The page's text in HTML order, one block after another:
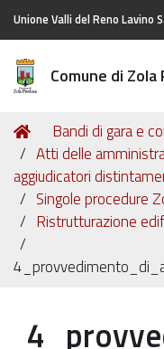
Unione Valli del Reno Lavino
Comune di
Tu
sei
qui:
Home
Bandi di gara e
Atti delle
aggiudicatori
Singole procedure
Ristrutturazione